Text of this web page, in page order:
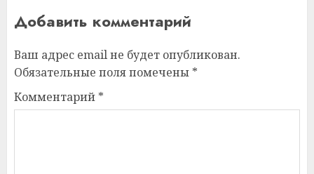
Добавить комментарий
Ваш адрес email не будет опубликован.
Обязательные поля помечены *
Комментарий *